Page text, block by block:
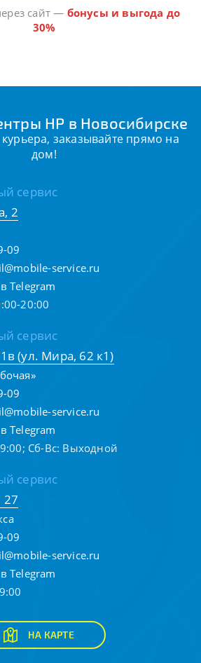
сайт— бонусы и выгода до
30%
HP в Новосибирске
заказывайте прямо на
дом!
сервис
2
09
service.ru
Telegram
20:00
сервис
(ул. Мира, 62 к1)
09
service.ru
Telegram
Сб-Вс: Выходной
сервис
27
09
service.ru
Telegram
НА КАРТЕ